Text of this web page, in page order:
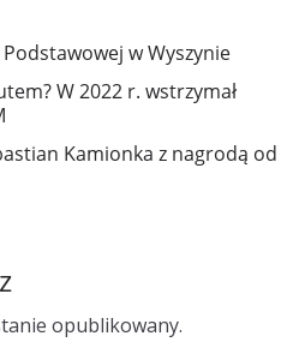
w Wyszynie
W 2022 r. wstrzymał
Kamionka z nagrodą od
opublikowany.